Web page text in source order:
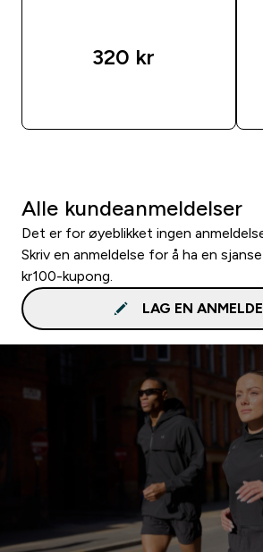
320 kr‎
Alle kundeanmeldelser
Det er for øyeblikket ingen
Skriv en anmeldelse for å ha en
kr100-kupong.
LAG EN